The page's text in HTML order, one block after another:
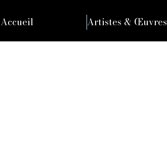
Accueil Artistes & Œuvres